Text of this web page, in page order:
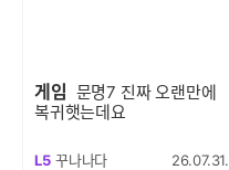
게임 문명7 진짜 오랜만에
복귀햇는데요
L5 꾸나나다 26.07.31.